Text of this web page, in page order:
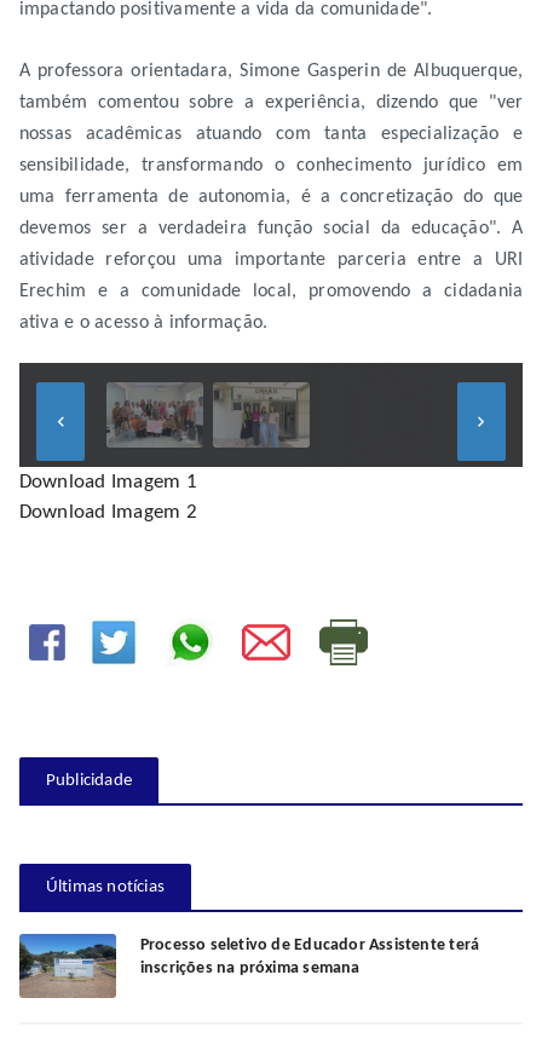
impactando positivamente a vida da comunidade".
A professora orientadara, Simone Gasperin de Albuquerque,
também comentou sobre a experiência, dizendo que "ver
nossas acadêmicas atuando com tanta especialização e
sensibilidade, transformando o conhecimento jurídico em
uma ferramenta de autonomia, é a concretização do que
devemos ser a verdadeira função social da educação". A
atividade reforçou uma importante parceria entre a URI
Erechim e a comunidade local, promovendo a cidadania
ativa e o acesso à informação.
keyboard_arrow_left keyboard_arrow_right
Download Imagem 1
Download Imagem 2
Publicidade
Últimas notícias
Processo seletivo de Educador Assistente terá
inscrições na próxima semana